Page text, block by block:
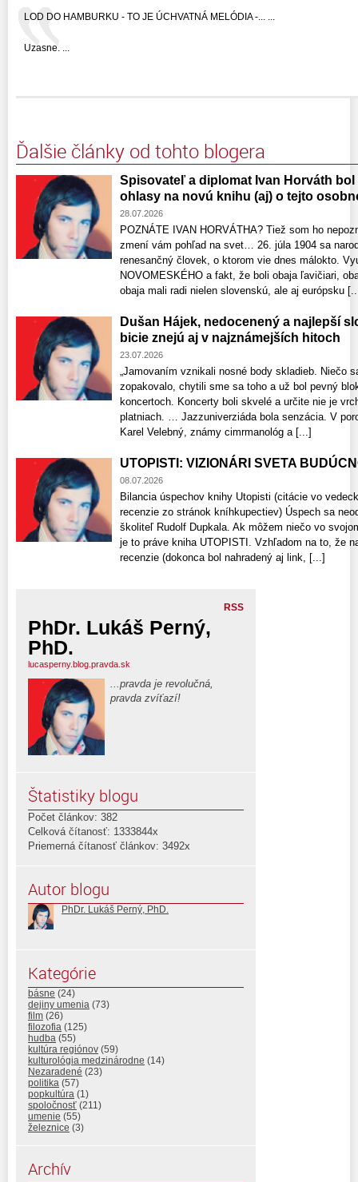
LOD DO HAMBURKU - TO JE ÚCHVATNÁ MELÓDIA -... ...
Uzasne. ...
Ďalšie články od tohto blogera
Spisovateľ a diplomat Ivan Horváth
ohlasy na novú knihu (aj) o tejto
28.07.2026
POZNÁTE IVAN HORVÁTHA? Tiež som ho
zmení vám pohľad na svet… 26. júla 1904 sa
renesančný človek, o ktorom vie dnes málokto.
NOVOMESKÉHO a fakt, že boli obaja ľavičiari,
obaja mali radi nielen slovenskú, ale aj európsku
Dušan Hájek, nedocenený a najlepší
bicie znejú aj v najznámejších hitoch
23.07.2026
„Jamovaním vznikali nosné body skladieb. Niečo
zopakovalo, chytili sme sa toho a už bol pevný
koncertoch. Koncerty boli skvelé a určite nie je
platniach. … Jazzuniverziáda bola senzácia. V
Karel Velebný, známy cimrmanológ a [...]
UTOPISTI: VIZIONÁRI SVETA
08.07.2026
Bilancia úspechov knihy Utopisti (citácie vo
recenzie zo stránok kníhkupectiev) Úspech sa
školiteľ Rudolf Dupkala. Ak môžem niečo vo
je to práve kniha UTOPISTI. Vzhľadom na to, že
recenzie​ (dokonca bol nahradený aj link, [...]
RSS
PhDr. Lukáš Perný,
PhD.
lucasperny.blog.pravda.sk
...pravda je revolučná,
pravda zvíťazí!
Štatistiky blogu
Počet článkov: 382
Celková čítanosť: 1333844x
Priemerná čítanosť článkov: 3492x
Autor blogu
PhDr. Lukáš Perný, PhD.
Kategórie
básne (24)
dejiny umenia (73)
film (26)
filozofia (125)
hudba (55)
kultúra regiónov (59)
kulturológia medzinárodne (14)
Nezaradené (23)
politika (57)
popkultúra (1)
spoločnosť (211)
umenie (55)
železnice (3)
Archív